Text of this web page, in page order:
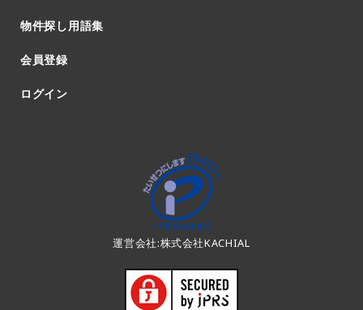
物件探し用語集
会員登録
ログイン
運営会社:株式会社KACHIAL